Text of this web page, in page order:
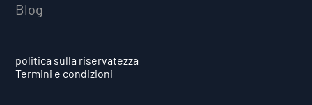
Blog
politica sulla riservatezza
Termini e condizioni